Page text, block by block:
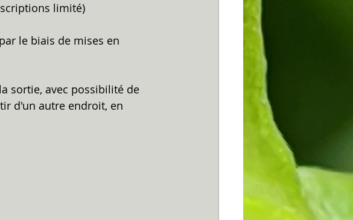
limité)
le biais de mises en
sortie, avec possibilité de
d'un autre endroit, en